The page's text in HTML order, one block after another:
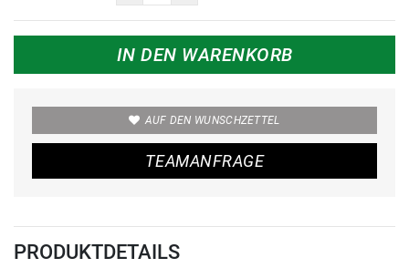
IN DEN WARENKORB
AUF DEN WUNSCHZETTEL
TEAMANFRAGE
PRODUKTDETAILS